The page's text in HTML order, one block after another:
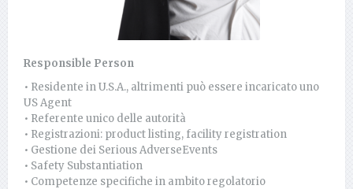
Responsible Person
• Residente in U.S.A., altrimenti può essere incaricato uno
US Agent
• Referente unico delle autorità
• Registrazioni: product listing, facility registration
• Gestione dei Serious AdverseEvents
• Safety Substantiation
• Competenze specifiche in ambito regolatorio